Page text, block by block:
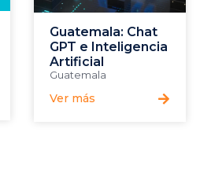
Guatemala: Chat
GPT e Inteligencia
Artificial
Guatemala
Ver más